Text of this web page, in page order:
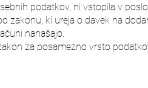
podatkov, ni vstopila v
zakonu, ki ureja o davek na
nanašajo.
za posamezno vrsto